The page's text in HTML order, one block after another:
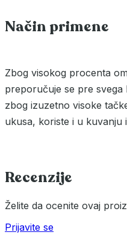
Način primene
Zbog visokog procenta
preporučuje se pre svega
zbog izuzetno visoke
ukusa, koriste i u kuvanju
Recenzije
Želite da ocenite ovaj
Prijavite se